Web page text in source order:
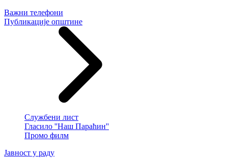
Важни телефони
Публикације општине
Службени лист
Гласило ''Наш Параћин''
Промо филм
Јавност у раду